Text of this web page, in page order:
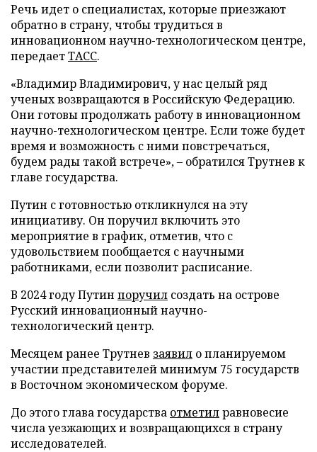
Речь идет о специалистах, которые приезжают
обратно в страну, чтобы трудиться в
инновационном научно-технологическом центре,
передаетТАСС.
«Владимир Владимирович, у нас целый ряд
ученых возвращаются в Российскую Федерацию.
Они готовы продолжать работу в инновационном
научно-технологическом центре. Если тоже будет
время и возможность с ними повстречаться,
будем рады такой встрече», – обратился Трутнев к
главе государства.
Путин с готовностью откликнулся на эту
инициативу. Он поручил включить это
мероприятие в график, отметив, что с
удовольствием пообщается с научными
работниками, если позволит расписание.
В 2024 году Путин поручил создать на острове
Русский инновационный научно-
технологический центр.
Месяцем ранее Трутнев заявил о планируемом
участии представителей минимум 75 государств
в Восточном экономическом форуме.
До этого глава государства отметилравновесие
числа уезжающих и возвращающихся в страну
исследователей.